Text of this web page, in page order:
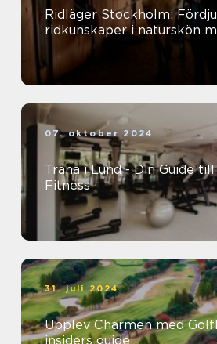
Ridläger Stockholm:
ridkunskaper i naturskön
07. oktober 2024
Träna i Lund - Din Guide
Fitness
31. juli 2024
Upplev Charmen med
insiders guide